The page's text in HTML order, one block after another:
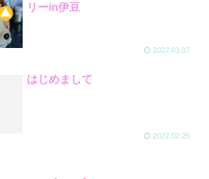
リーin伊豆
2022.03.07
はじめまして
2022.02.25